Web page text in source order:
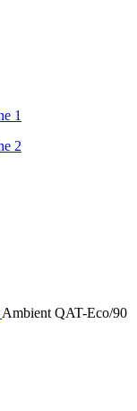
Ambient QAT-Eco/90